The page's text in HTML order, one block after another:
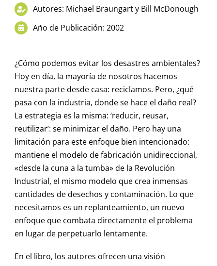
Autores: Michael Braungart y Bill McDonough
Año de Publicación: 2002
¿Cómo podemos evitar los desastres ambientales?
Hoy en día, la mayoría de nosotros hacemos
nuestra parte desde casa: reciclamos. Pero, ¿qué
pasa con la industria, donde se hace el daño real?
La estrategia es la misma: ‘reducir, reusar,
reutilizar’: se minimizar el daño. Pero hay una
limitación para este enfoque bien intencionado:
mantiene el modelo de fabricación unidireccional,
«desde la cuna a la tumba» de la Revolución
Industrial, el mismo modelo que crea inmensas
cantidades de desechos y contaminación. Lo que
necesitamos es un replanteamiento, un nuevo
enfoque que combata directamente el problema
en lugar de perpetuarlo lentamente.
En el libro, los autores ofrecen una visión